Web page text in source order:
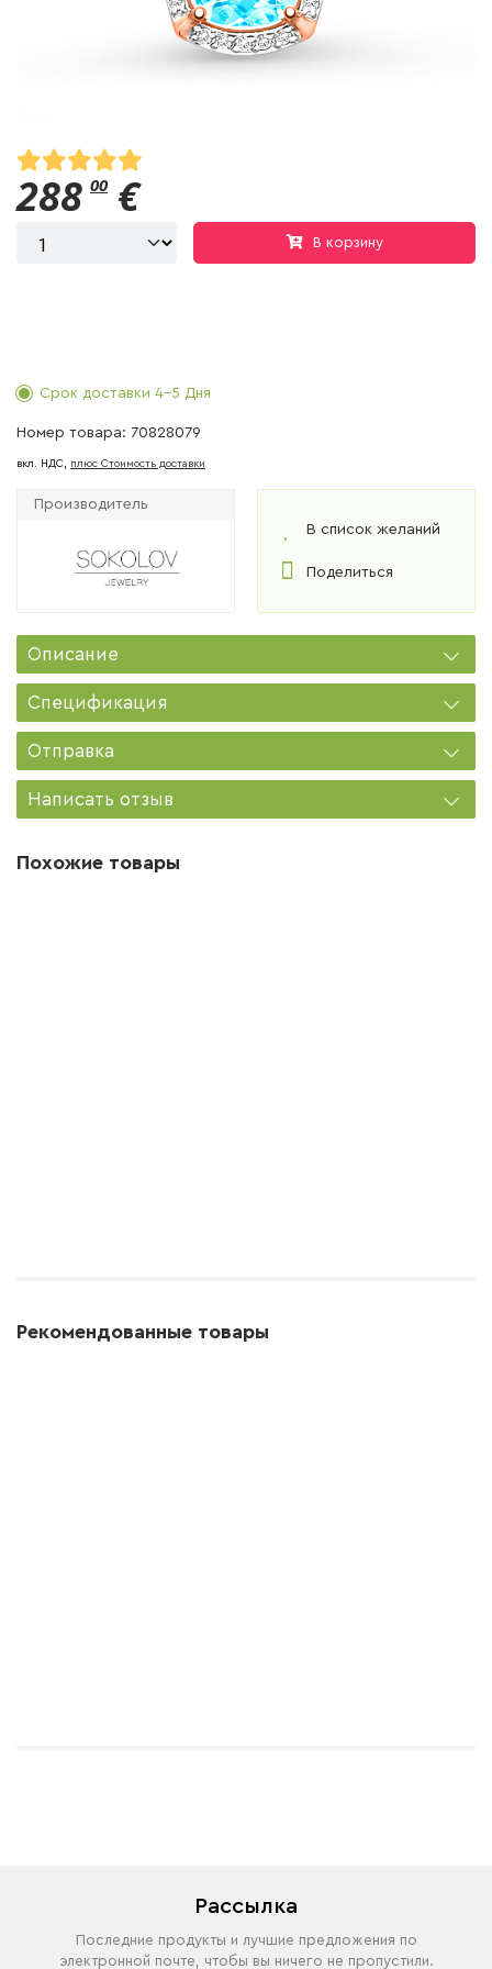
288 00 €
В корзину
Срок доставки 4-5 Дня
Номер товара: 70828079
вкл. НДС, плюс Cтоимость доставки
Производитель
В список желаний
Поделиться
Описание
Спецификация
Отправка
Написать отзыв
Похожие товары
Рекомендованные товары
Рассылка
Последние продукты и лучшие предложения по
электронной почте, чтобы вы ничего не пропустили.